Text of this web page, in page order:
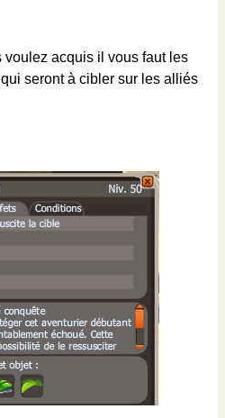
voulez acquis il vous faut les
seront à cibler sur les alliés